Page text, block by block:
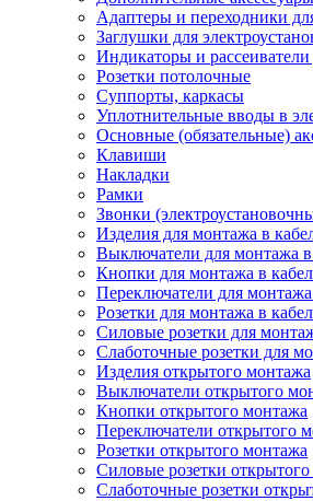
Адаптеры и переходники
Заглушки для
Индикаторы и
Розетки потолочные
Суппорты, каркасы
Уплотнительные вводы в
Основные (обязательные)
Клавиши
Накладки
Рамки
Звонки
Изделия для монтажа в
Выключатели для монтажа
Кнопки для монтажа в
Переключатели для
Розетки для монтажа в
Силовые розетки для
Слаботочные розетки для
Изделия открытого монтажа
Выключатели открытого
Кнопки открытого монтажа
Переключатели открытого
Розетки открытого монтажа
Силовые розетки
Слаботочные розетки